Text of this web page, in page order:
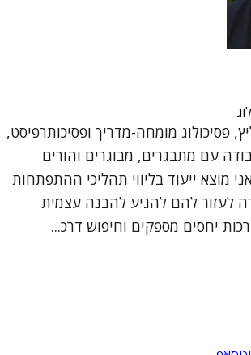
פסיכולוג מומחה-מדריך ופסיכותרפיסט,
עם מתבגרים, מבוגרים והורים
מוצא ייעוד בליווי תהליכי ההתפתחות
לעזור להם להגיע להבנה עצמית
יחסים מספקים וחיפוש דרכ...